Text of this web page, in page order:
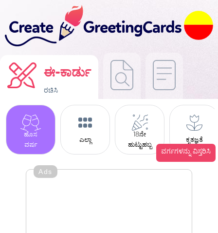
ಈ-ಕಾರ್ಡು
ರಚಿಸಿ
ಹೊಸ
ವರ್ಷ
ಎಲ್ಲಾ
18ನೇ
ಹುಟ್ಟುಹಬ್ಬ
ಕೃತಜ್ಞತೆ
ವರ್ಗಗಳನ್ನು ವಿಸ್ತರಿಸಿ
Ads